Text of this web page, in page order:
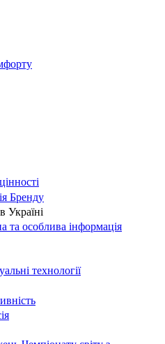
Бренду
Україні
та особлива інформація
технології